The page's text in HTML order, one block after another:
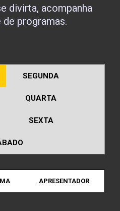
divirta, acompanha
de programas.
SEGUNDA
QUARTA
SEXTA
APRESENTADOR